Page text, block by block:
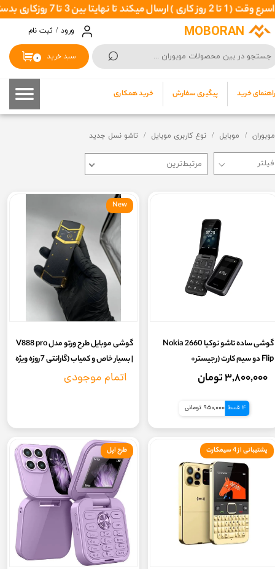
MOBORAN
⌕ ۰ سبد خرید
راهنمای خرید پیگیری سفارش خرید همکاری
ورود / ثبت نام
حساب کاربری من
تغییر گذر واژه
خروج از حساب کاربری
بدستتان برسد
موبوران موبایل نوع کاربری موبایل تاشو نسل جدید
مرتبط‌ترین
گوشی ساده تاشو نوکیا Nokia 2660
Flip دو سیم کارت (رجیستر+
کدفعالسازی) (بدون گارانتی) تاشو
۳,۸۰۰,۰۰۰ تومان
4 قسط 950,000 تومانی
گوشی موبایل طرح ورتو مدل V888 pro
| بسیار خاص و کمیاب (گارانتی 7روزه ویژه
تست و تعویض)
اتمام موجودی
New
پشتیبانی از 4 سیمکارت طرح اپل